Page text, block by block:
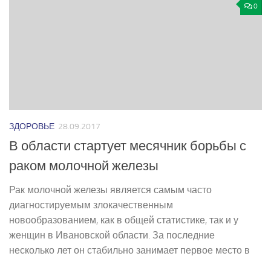
0
ЗДОРОВЬЕ 28.09.2017
В области стартует месячник борьбы с
раком молочной железы
Рак молочной железы является самым часто
диагностируемым злокачественным
новообразованием, как в общей статистике, так и у
женщин в Ивановской области. За последние
несколько лет он стабильно занимает первое место в